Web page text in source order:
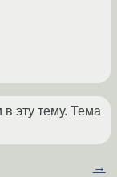
эту тему. Тема
→